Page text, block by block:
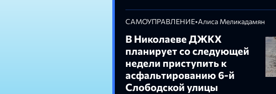
САМОУПРАВЛЕНИЕ•Алиса Меликадамян
В Николаеве ДЖКХ
планирует со следующей
недели приступить к
асфальтированию 6-й
Слободской улицы